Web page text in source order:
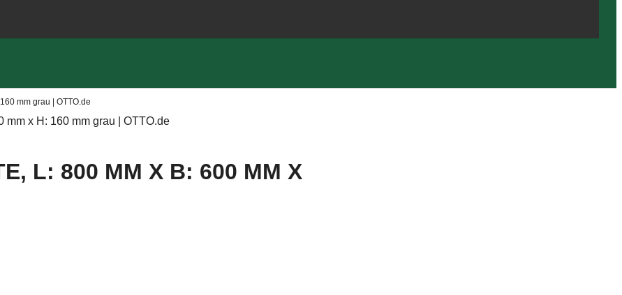
mm grau | OTTO.de
mm x H: 160 mm grau | OTTO.de
L: 800 MM X B: 600 MM X